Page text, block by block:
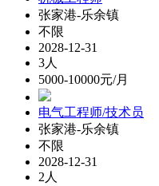
张家港-乐余镇
不限
2028-12-31
3人
5000-10000元/月
电气工程师/技术员
张家港-乐余镇
不限
2028-12-31
2人